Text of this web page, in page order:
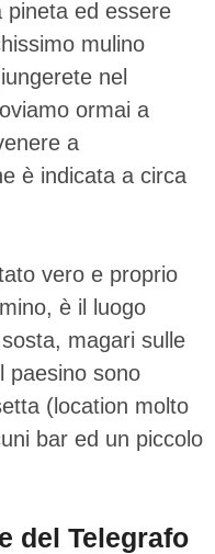
pineta ed essere
mulino
nel
ormai a
a
è indicata a circa
vero e proprio
è il luogo
magari sulle
paesino sono
(location molto
bar ed un piccolo
del Telegrafo